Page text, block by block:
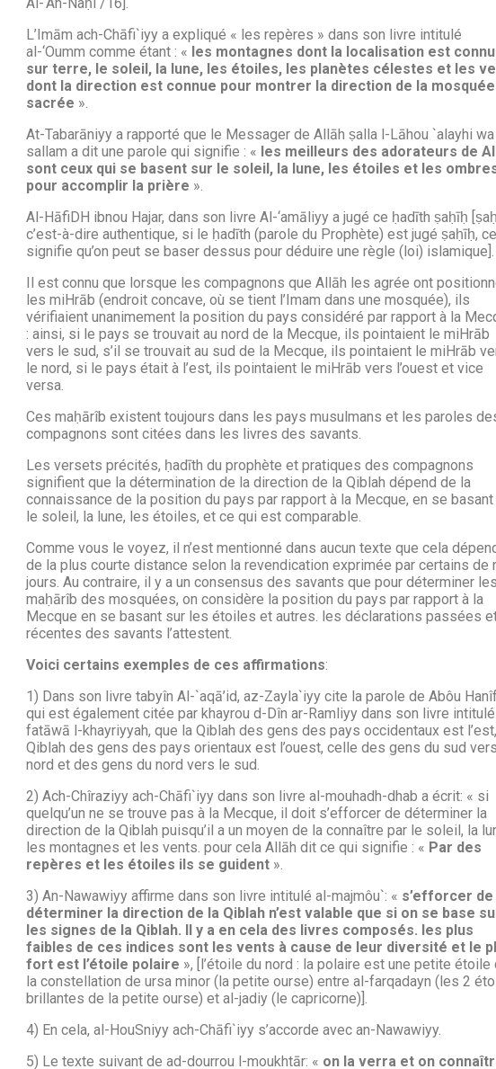
L’Imām ach-Chāfi`iyy a expliqué « les repères » dans son livre intitulé
al-‘Oumm comme étant : « les montagnes dont la localisation est
sur terre, le soleil, la lune, les étoiles, les planètes célestes et les
dont la direction est connue pour montrer la direction de la mosquée
sacrée ».
At-Tabarāniyy a rapporté que le Messager de Allāh ṣalla l-Lāhou `alayhi wa
sallam a dit une parole qui signifie : « les meilleurs des adorateurs de
sont ceux qui se basent sur le soleil, la lune, les étoiles et les
pour accomplir la prière ».
Al-HāfiDH ibnou Hajar, dans son livre Al-‘amāliyy a jugé ce ḥadīth ṣaḥīḥ
c’est-à-dire authentique, si le ḥadīth (parole du Prophète) est jugé ṣaḥīḥ,
signifie qu’on peut se baser dessus pour déduire une règle (loi) islamique].
Il est connu que lorsque les compagnons que Allāh les agrée ont
les miHrāb (endroit concave, où se tient l’Imam dans une mosquée), ils
vérifiaient unanimement la position du pays considéré par rapport à la
: ainsi, si le pays se trouvait au nord de la Mecque, ils pointaient le miHrāb
vers le sud, s’il se trouvait au sud de la Mecque, ils pointaient le miHrāb
le nord, si le pays était à l’est, ils pointaient le miHrāb vers l’ouest et vice
versa.
Ces maḥārîb existent toujours dans les pays musulmans et les paroles
compagnons sont citées dans les livres des savants.
Les versets précités, ḥadīth du prophète et pratiques des compagnons
signifient que la détermination de la direction de la Qiblah dépend de la
connaissance de la position du pays par rapport à la Mecque, en se
le soleil, la lune, les étoiles, et ce qui est comparable.
Comme vous le voyez, il n’est mentionné dans aucun texte que cela
de la plus courte distance selon la revendication exprimée par certains de
jours. Au contraire, il y a un consensus des savants que pour déterminer les
maḥārîb des mosquées, on considère la position du pays par rapport à la
Mecque en se basant sur les étoiles et autres. les déclarations passées
récentes des savants l’attestent.
Voici certains exemples de ces affirmations:
1) Dans son livre tabyîn Al-`aqā’id, az-Zayla`iyy cite la parole de Abôu
qui est également citée par khayrou d-Dîn ar-Ramliyy dans son livre
fatāwā l-khayriyyah, que la Qiblah des gens des pays occidentaux est
Qiblah des gens des pays orientaux est l’ouest, celle des gens du sud
nord et des gens du nord vers le sud.
2) Ach-Chîraziyy ach-Chāfi`iyy dans son livre al-mouhadh-dhab a écrit: « si
quelqu’un ne se trouve pas à la Mecque, il doit s’efforcer de déterminer la
direction de la Qiblah puisqu’il a un moyen de la connaître par le soleil, la
les montagnes et les vents. pour cela Allāh dit ce qui signifie : « Par des
repères et les étoiles ils se guident ».
3) An-Nawawiyy affirme dans son livre intitulé al-majmôu`: « s’efforcer de
déterminer la direction de la Qiblah n’est valable que si on se base
les signes de la Qiblah. Il y a en cela des livres composés. les plus
faibles de ces indices sont les vents à cause de leur diversité et le
fort est l’étoile polaire », [l’étoile du nord : la polaire est une petite étoile
la constellation de ursa minor (la petite ourse) entre al-farqadayn (les 2
brillantes de la petite ourse) et al-jadiy (le capricorne)].
4) En cela, al-HouSniyy ach-Chāfi`iyy s’accorde avec an-Nawawiyy.
5) Le texte suivant de ad-dourrou l-moukhtār: « on la verra et on